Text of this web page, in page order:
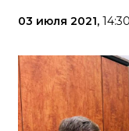
03 июля 2021, 14:30